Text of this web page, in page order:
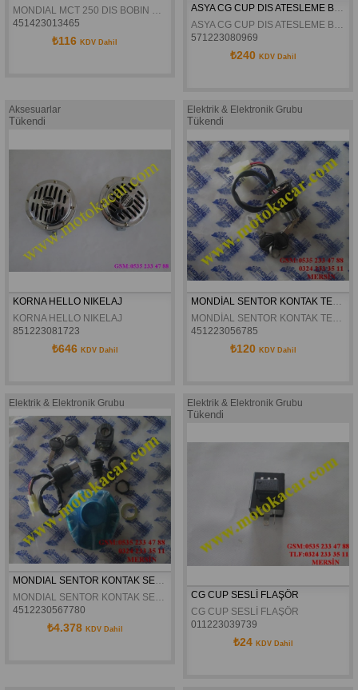
MONDIAL MCT 250 DIS BOBIN ORJINAL
451423013465
₺116KDV Dahil
ASYA CG CUP DIS ATESLEME BOBINI ORJINAL
ASYA CG CUP DIS ATESLEME BOBINI ORJINAL
571223080969
₺240 KDV Dahil
Aksesuarlar
Tükendi
KORNA HELLO NIKELAJ
KORNA HELLO NIKELAJ
851223081723
₺646 KDV Dahil
Elektrik & Elektronik Grubu
Tükendi
MONDİAL SENTOR KONTAK TEK ORJİNAL
MONDİAL SENTOR KONTAK TEK ORJİNAL
451223056785
₺120 KDV Dahil
Elektrik & Elektronik Grubu
MONDIAL SENTOR KONTAK SETI ORJINAL
MONDIAL SENTOR KONTAK SETI ORJINAL
4512230567780
₺4.378 KDV Dahil
Elektrik & Elektronik Grubu
Tükendi
CG CUP SESLİ FLAŞÖR
CG CUP SESLİ FLAŞÖR
011223039739
₺24 KDV Dahil